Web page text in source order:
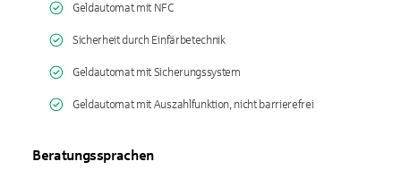
Geldautomat mit NFC
Sicherheit durch Einfärbetechnik
Geldautomat mit Sicherungssystem
Geldautomat mit Auszahlfunktion, nicht barrierefrei
Beratungssprachen